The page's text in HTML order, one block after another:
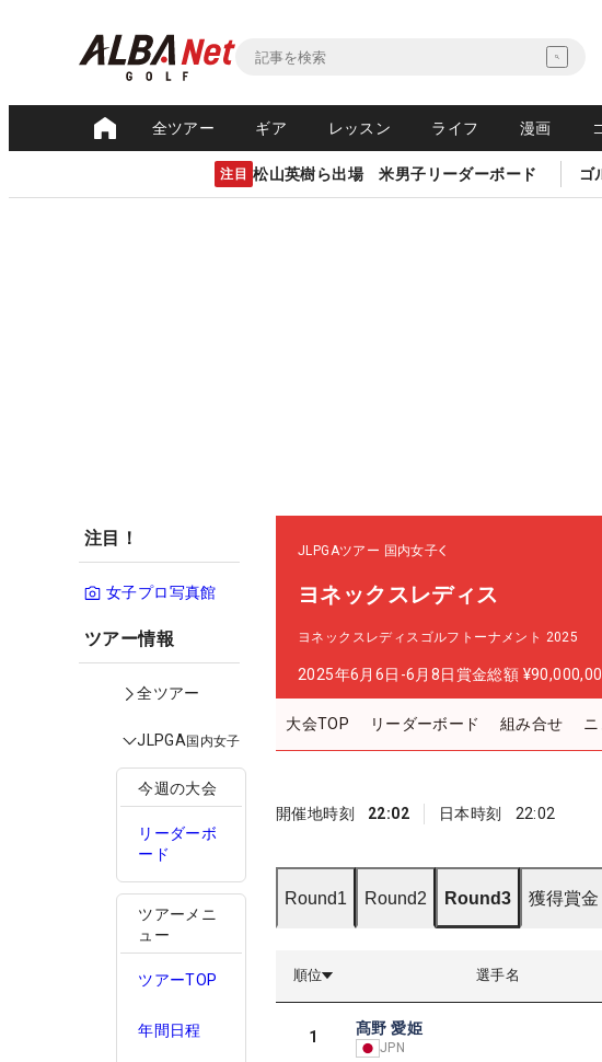
全ツアー ギア レッスン ライフ 漫画
注目 松山英樹ら出場 米男子リーダーボード ゴ
注目！
女子プロ写真館
ツアー情報
全ツアー
JLPGA国内女子
今週の大会
リーダーボ
ード
ツアーメニ
ュー
ツアーTOP
年間日程
JLPGAツアー 国内女子
ヨネックスレディス
ヨネックスレディスゴルフトーナメント 2025
2025年6月6日-6月8日賞金総額
大会TOP リーダーボード 組み合せ
開催地時刻 22:02 日本時刻 22:02
Round1 Round2 Round3 獲得賞金
順位 選手名
1 髙野 愛姫
JPN